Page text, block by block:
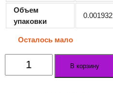
Объем
упаковки
0.001932
Осталось мало
Количество
товара
В корзину